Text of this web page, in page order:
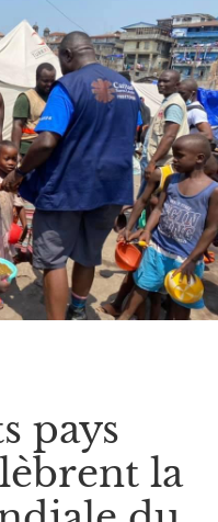
pays
la